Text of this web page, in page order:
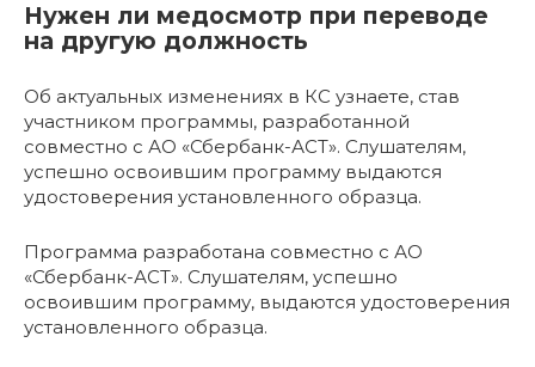
Нужен ли медосмотр при переводе
на другую должность
Об актуальных изменениях в КС узнаете, став
участником программы, разработанной
совместно с АО «Сбербанк-АСТ». Слушателям,
успешно освоившим программу выдаются
удостоверения установленного образца.
Программа разработана совместно с АО
«Сбербанк-АСТ». Слушателям, успешно
освоившим программу, выдаются удостоверения
установленного образца.